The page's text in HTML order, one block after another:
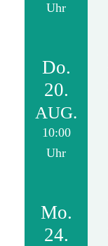
Uhr
Do.
20.
AUG.
10:00
Uhr
Mo.
24.